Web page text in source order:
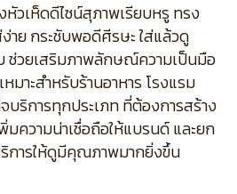
วเห็ดดีไซน์สุภาพเรียบหรู ทรง
าย กระชับพอดีศีรษะ ใส่แล้วดู
ช่วยเสริมภาพลักษณ์ความเป็นมือ
มาะสำหรับร้านอาหาร โรงแรม
บริการทุกประเภท ที่ต้องการสร้าง
มความน่าเชื่อถือให้แบรนด์ และยก
การให้ดูมีคุณภาพมากยิ่งขึ้น